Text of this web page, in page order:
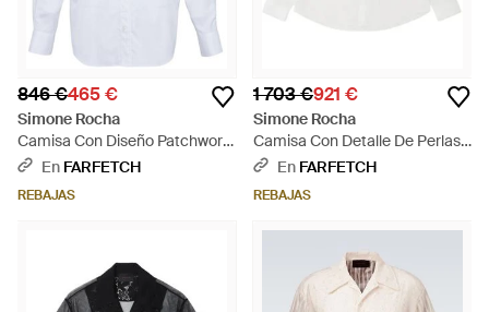
846 €465 €
Simone Rocha
Camisa Con Diseño Patchwork
- Blanco
En FARFETCH
REBAJAS
1 703 €921 €
Simone Rocha
Camisa Con Detalle De Perlas
Artificiales - Blanco
En FARFETCH
REBAJAS